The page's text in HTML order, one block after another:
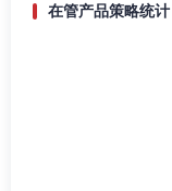
在管产品策略统计